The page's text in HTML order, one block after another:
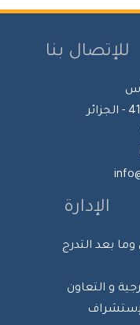
بنا
الإدارة
التدرج